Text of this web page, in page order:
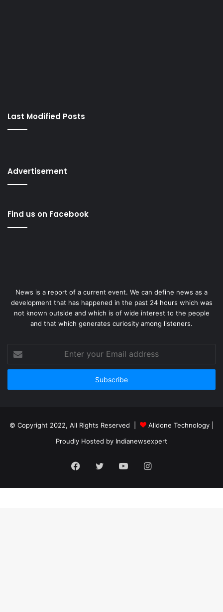
Last Modified Posts
Advertisement
Find us on Facebook
News is a report of a current event. We can define news as a
development that has happened in the past 24 hours which was
not known outside and which is of wide interest to the people
and that which generates curiosity among listeners.
your
Email
© Copyright 2022, All Rights Reserved | Alldone Technology
Proudly Hosted by Indianewsexpert
Facebook
Twitter YouTubeInstagram